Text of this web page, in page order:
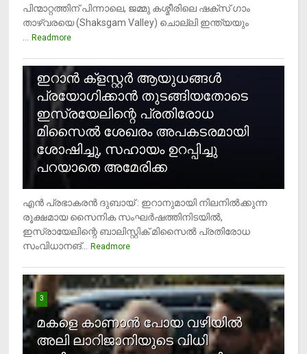
പിന്മാറ്റത്തിന് പിന്നാലെ, ജമ്മു കശ്മീരിലെ ഷക്സ് ​ഗാം
താഴ്‌വരയെ (Shaksgam Valley) ചൊല്ലി ഇന്ത്യയും
Readmore
ഇറാന്‍ ക്‌ളസ്റ്റര്‍ ആയുധങ്ങള്‍
പ്രയോഗിക്കാന്‍ തുടങ്ങിയതോടെ
ഇസ്രയേലിന്റെ പ്രതിരോധ
മിസൈല്‍ ശേഖരം അപകടരമായി
ശോഷിച്ചു, സഹായം ഉറപ്പിച്ചു
പറയാതെ അമേരിക്ക
എന്‍ പ്രഭാകരന്‍ ദുബായ് : ഇറാനുമായി നിലനില്‍ക്കുന്ന
രൂക്ഷമായ സൈനിക സംഘര്‍ഷത്തിനിടയില്‍,
ഇസ്രായേലിന്റെ ബാലിസ്റ്റിക് മിസൈല്‍ പ്രതിരോധ
സംവിധാനങ്...
Readmore
3
മകളെ കാണാന്‍ പോയ വഴിയില്‍
അലി ലാറിജാനിയുടെ വിധി